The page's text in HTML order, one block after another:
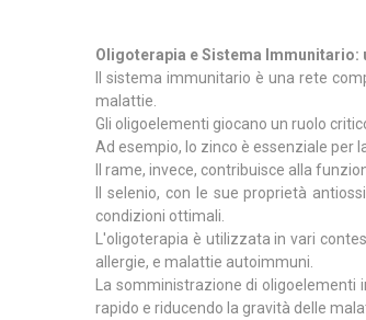
Oligoterapia e Sistema Immunitario:
Il sistema immunitario è una rete
malattie.
Gli oligoelementi giocano un ruolo
Ad esempio, lo zinco è essenziale per
Il rame, invece, contribuisce alla
Il selenio, con le sue proprietà
condizioni ottimali.
L'oligoterapia è utilizzata in vari
allergie, e malattie autoimmuni.
La somministrazione di
rapido e riducendo la gravità delle